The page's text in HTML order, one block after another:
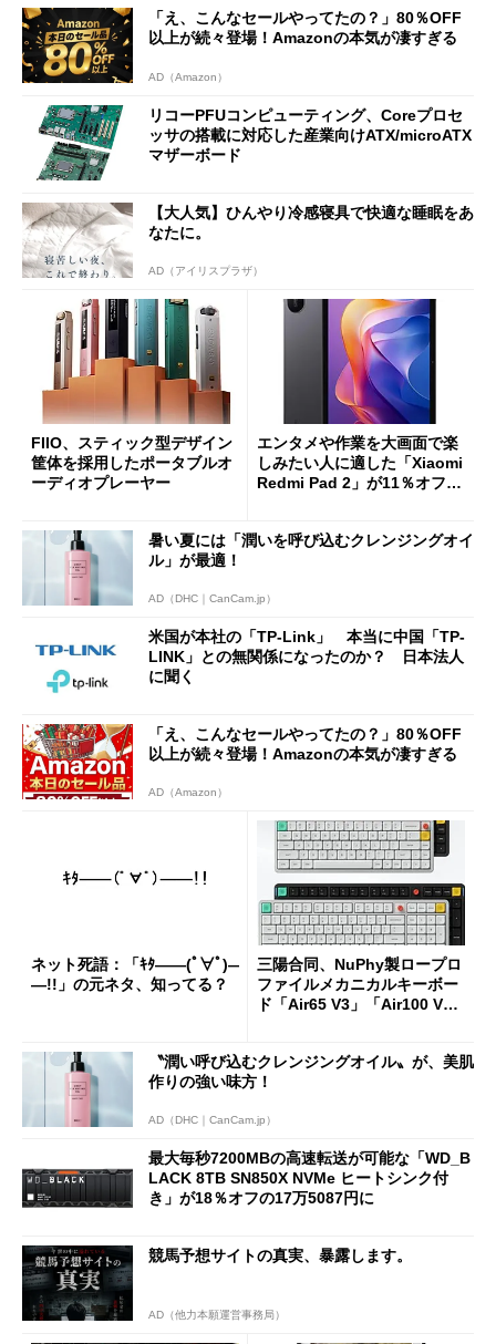
ut」が明...
「え、こんなセールやってたの？」80％OFF
以上が続々登場！Amazonの本気が凄すぎる
AD（Amazon）
リコーPFUコンピューティング、Coreプロセ
ッサの搭載に対応した産業向けATX/microATX
マザーボード
【大人気】ひんやり冷感寝具で快適な睡眠をあ
なたに。
AD（アイリスプラザ）
FIIO、スティック型デザイン
筐体を採用したポータブルオ
ーディオプレーヤー
エンタメや作業を大画面で楽
しみたい人に適した「Xiaomi
Redmi Pad 2」が11％オフの
暑い夏には「潤いを呼び込むクレンジングオイ
ル」が最適！
AD（DHC｜CanCam.jp）
米国が本社の「TP-Link」 本当に中国「TP-
LINK」との無関係になったのか？ 日本法人
に聞く
「え、こんなセールやってたの？」80％OFF
以上が続々登場！Amazonの本気が凄すぎる
AD（Amazon）
ネット死語：「ｷﾀ――(ﾟ∀ﾟ)―
―!!」の元ネタ、知ってる？
三陽合同、NuPhy製ロープロ
ファイルメカニカルキーボー
ド「Air65 V3」「Air100 V
〝潤い呼び込むクレンジングオイル〟が、美肌
作りの強い味方！
AD（DHC｜CanCam.jp）
最大毎秒7200MBの高速転送が可能な「WD_B
LACK 8TB SN850X NVMe ヒートシンク付
き」が18％オフの17万5087円に
競馬予想サイトの真実、暴露します。
AD（他力本願運営事務局）